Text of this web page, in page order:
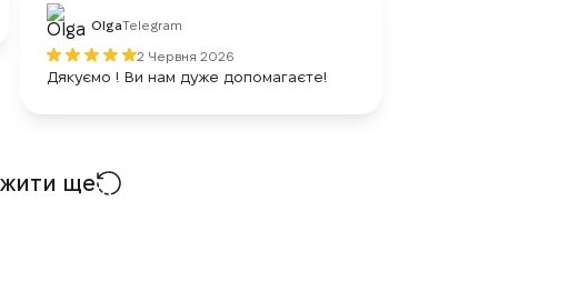
OlgaTelegram
2 Червня 2026
Дякуємо ! Ви нам дуже допомагаєте!
ще